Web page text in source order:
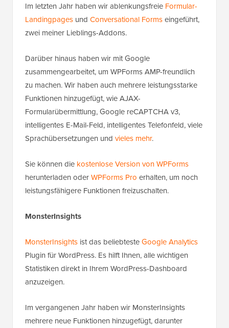
Im letzten Jahr haben wir ablenkungsfreie Formular-
Landingpages und Conversational Formseingeführt,
zwei meiner Lieblings-Addons.
Darüber hinaus haben wir mit Google
zusammengearbeitet, um WPForms AMP-freundlich
zu machen. Wir haben auch mehrere leistungsstarke
Funktionen hinzugefügt, wie AJAX-
Formularübermittlung, Google reCAPTCHA v3,
intelligentes E-Mail-Feld, intelligentes Telefonfeld, viele
Sprachübersetzungen und vieles mehr.
Sie können die kostenlose Version von WPForms
herunterladen oderWPForms Pro erhalten, um noch
leistungsfähigere Funktionen freizuschalten.
MonsterInsights
MonsterInsights ist das beliebtesteGoogle Analytics
Plugin für WordPress. Es hilft Ihnen, alle wichtigen
Statistiken direkt in Ihrem WordPress-Dashboard
anzuzeigen.
Im vergangenen Jahr haben wir MonsterInsights
mehrere neue Funktionen hinzugefügt, darunter